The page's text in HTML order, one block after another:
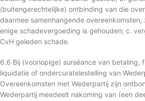
(buitengerechtelijke) ontbinding van die
daarmee samenhangende
enige schadevergoeding is gehouden; c.
CvH geleden schade.
6.6 Bij (voorlopige) surséance van betaling,
liquidatie of ondercuratelestelling van
Overeenkomsten met Wederpartij zijn
Wederpartij meedeelt nakoming van (een